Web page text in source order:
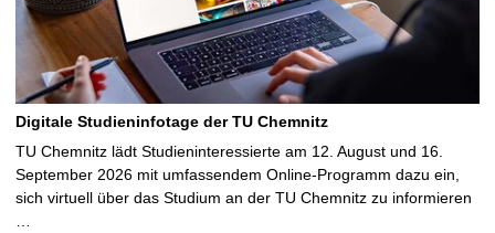
Digitale Studieninfotage der TU Chemnitz
TU Chemnitz lädt Studieninteressierte am 12. August und 16.
September 2026 mit umfassendem Online-Programm dazu ein,
sich virtuell über das Studium an der TU Chemnitz zu informieren